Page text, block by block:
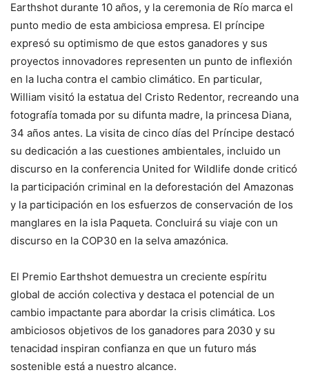
Earthshot durante 10 años, y la ceremonia de Río marca el
punto medio de esta ambiciosa empresa. El príncipe
expresó su optimismo de que estos ganadores y sus
proyectos innovadores representen un punto de inflexión
en la lucha contra el cambio climático. En particular,
William visitó la estatua del Cristo Redentor, recreando una
fotografía tomada por su difunta madre, la princesa Diana,
34 años antes. La visita de cinco días del Príncipe destacó
su dedicación a las cuestiones ambientales, incluido un
discurso en la conferencia United for Wildlife donde criticó
la participación criminal en la deforestación del Amazonas
y la participación en los esfuerzos de conservación de los
manglares en la isla Paqueta. Concluirá su viaje con un
discurso en la COP30 en la selva amazónica.
El Premio Earthshot demuestra un creciente espíritu
global de acción colectiva y destaca el potencial de un
cambio impactante para abordar la crisis climática. Los
ambiciosos objetivos de los ganadores para 2030 y su
tenacidad inspiran confianza en que un futuro más
sostenible está a nuestro alcance.